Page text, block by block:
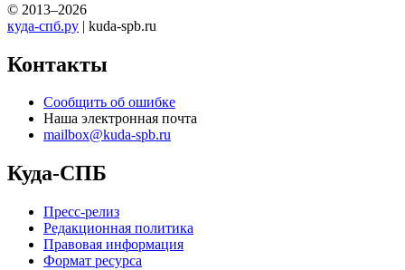
© 2013–2026
куда-спб.ру | kuda-spb.ru
Контакты
Сообщить об ошибке
Наша электронная почта
mailbox@kuda-spb.ru
Куда-СПБ
Пресс-релиз
Редакционная политика
Правовая информация
Формат ресурса